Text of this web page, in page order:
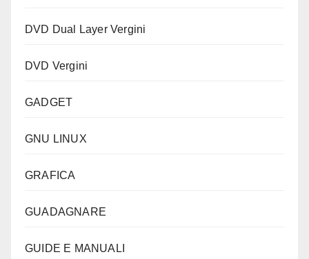
DVD Dual Layer Vergini
DVD Vergini
GADGET
GNU LINUX
GRAFICA
GUADAGNARE
GUIDE E MANUALI